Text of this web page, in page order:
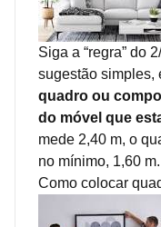
Siga a “regra” do
sugestão simples,
quadro ou
do móvel que
mede 2,40 m, o
no mínimo, 1,60 m.
Como colocar